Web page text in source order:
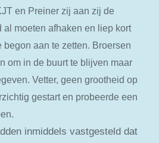
en Preiner zij aan zij de
moeten afhaken en liep kort
aan te zetten. Broersen
om in de buurt te blijven maar
Vetter, geen grootheid op
gestart en probeerde een
inmiddels vastgesteld dat